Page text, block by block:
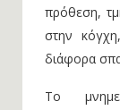
πρόθεση,
στην
διάφορα
Το